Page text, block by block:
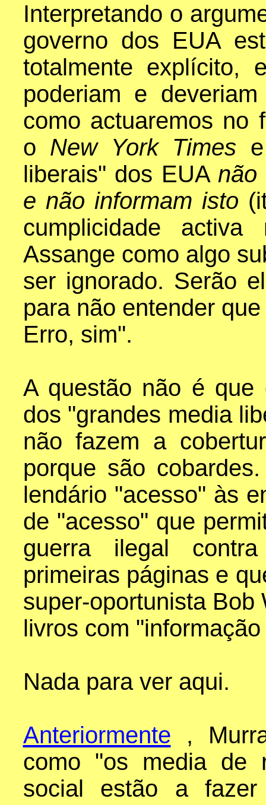
Interpretando o
governo dos EUA
totalmente explícito,
poderiam e
como actuaremos no
o New York Times
liberais" dos EUA não
e não informam isto
cumplicidade
Assange como algo
ser ignorado. Serão
para não entender
Erro, sim".
A questão não é que
dos "grandes media
não fazem a
porque são
lendário "acesso" às
de "acesso" que
guerra ilegal
primeiras páginas e
super-oportunista Bob
livros com
Nada para ver aqui.
Anteriormente ,
como "os media de
social estão a